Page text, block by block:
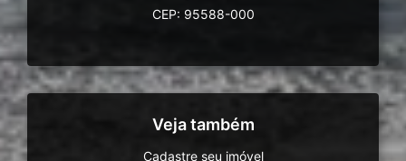
CEP: 95588-000
Veja também
Cadastre seu imóvel